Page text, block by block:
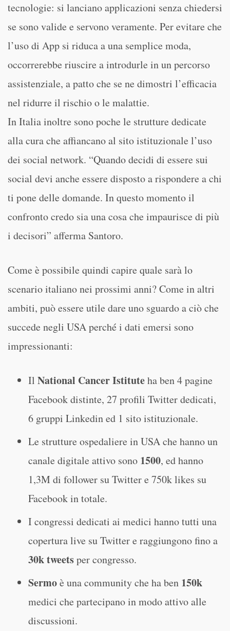
tecnologie: si lanciano applicazioni senza chiedersi
se sono valide e servono veramente. Per evitare che
l’uso di App si riduca a una semplice moda,
occorrerebbe riuscire a introdurle in un percorso
assistenziale, a patto che se ne dimostri l’efficacia
nel ridurre il rischio o le malattie.
In Italia inoltre sono poche le strutture dedicate
alla cura che affiancano al sito istituzionale l’uso
dei social network. “Quando decidi di essere sui
social devi anche essere disposto a rispondere a chi
ti pone delle domande. In questo momento il
confronto credo sia una cosa che impaurisce di più
i decisori” afferma Santoro.
Come è possibile quindi capire quale sarà lo
scenario italiano nei prossimi anni? Come in altri
ambiti, può essere utile dare uno sguardo a ciò che
succede negli USA perché i dati emersi sono
impressionanti:
Il National Cancer Istituteha ben 4 pagine
Facebook distinte, 27 profili Twitter dedicati,
6 gruppi Linkedin ed 1 sito istituzionale.
Le strutture ospedaliere in USA che hanno un
canale digitale attivo sono 1500, ed hanno
1,3M di follower su Twitter e 750k likes su
Facebook in totale.
I congressi dedicati ai medici hanno tutti una
copertura live su Twitter e raggiungono fino a
30k tweetsper congresso.
Sermoè una community che ha ben 150k
medici che partecipano in modo attivo alle
discussioni.